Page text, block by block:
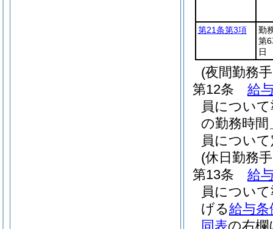
第21条第3項
勤
第
日
(夜間勤務
第12条
給
員につい
の勤務時
員につい
(休日勤務
第13条
給
員につい
げる給与条
同表の右欄